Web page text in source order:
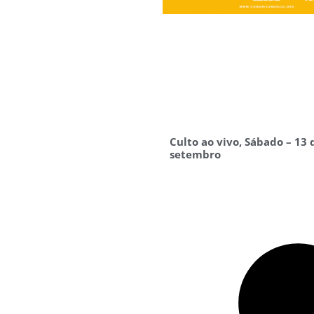
Culto ao vivo, Sábado – 13
setembro